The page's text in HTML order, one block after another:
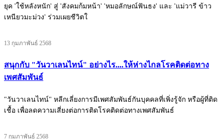
ยุค 'ใช้หลังหนัก' สู่ 'สังคมก้มหน้า' 'หมอลักษณ์ฟันธง' และ 'แม่วารี ข้าว
เหนียวมะม่วง' ร่วมเผยชีวิตใ
13 กุมภาพันธ์ 2568
สนุกกับ "วันวาเลนไทน์" อย่างไร....ให้ห่างไกลโรคติดต่อทาง
เพศสัมพันธ์
"วันวาเลนไทน์" หลีกเลี่ยงการมีเพศสัมพันธ์กันบุคคลที่เพิ่งรู้จัก หรือผู้ที่ติด
เชื้อ เพื่อลดความเสี่ยงต่อการติดโรคติดต่อทางเพศสัมพันธ์
7 กุมภาพันธ์ 2568